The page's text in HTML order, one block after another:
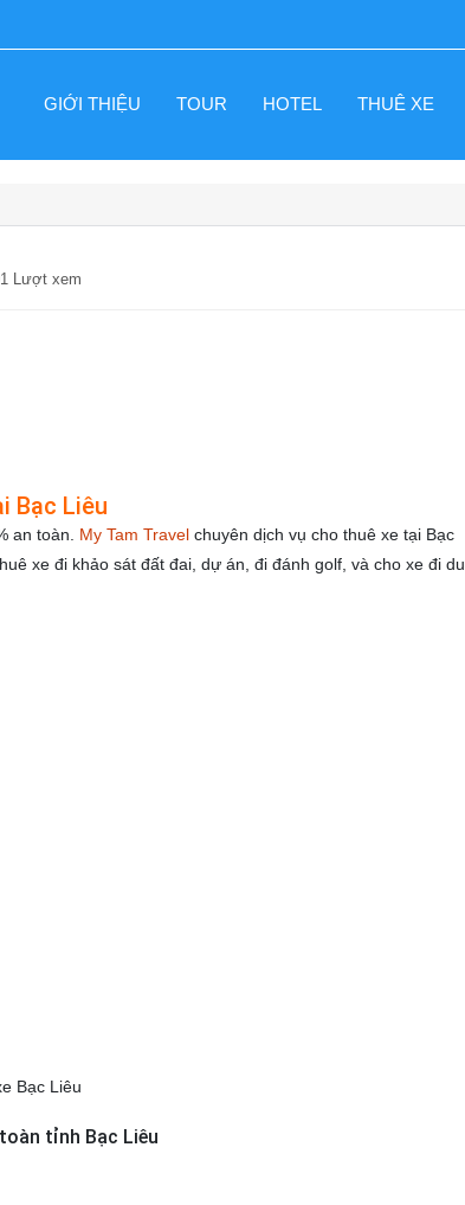
GIỚI THIỆU TOUR HOTEL THUÊ XE
Lượt xem
Bạc Liêu
an toàn. My Tam Travel chuyên dịch vụ cho thuê xe tại Bạc
xe đi khảo sát đất đai, dự án, đi đánh golf, và cho xe đi du
Bạc Liêu
tỉnh Bạc Liêu